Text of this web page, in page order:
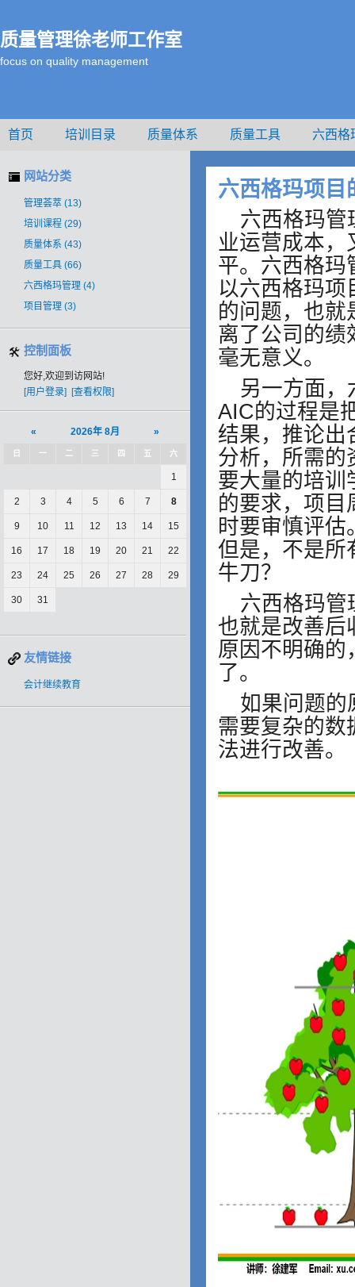
质量管理徐老师工作室
focus on quality management
首页 培训目录 质量体系 质量工具 六西格
<#CACHE_INCLUDE_FUNCTION100#>徐老师介绍
六西格玛项目
六西格玛管
业运营成本，
平。六西格玛
以六西格玛项
的问题，也就
离了公司的绩
毫无意义。
另一方面，
AIC的过程是
结果，推论出
分析，所需的
要大量的培训
的要求，项目
时要审慎评估
但是，不是所
牛刀？
六西格玛管
也就是改善后
原因不明确的
了。
如果问题的
需要复杂的数
法进行改善。
网站分类
管理荟萃 (13)
培训课程 (29)
质量体系 (43)
质量工具 (66)
六西格玛管理 (4)
项目管理 (3)
控制面板
您好,欢迎到访网站!
[用户登录]
[查看权限]
« 2026年 8月 »
日 一 二 三 四 五 六
1
2 3 4 5 6 7 8
9 10 11 12 13 14 15
16 17 18 19 20 21 22
23 24 25 26 27 28 29
30 31
友情链接
会计继续教育